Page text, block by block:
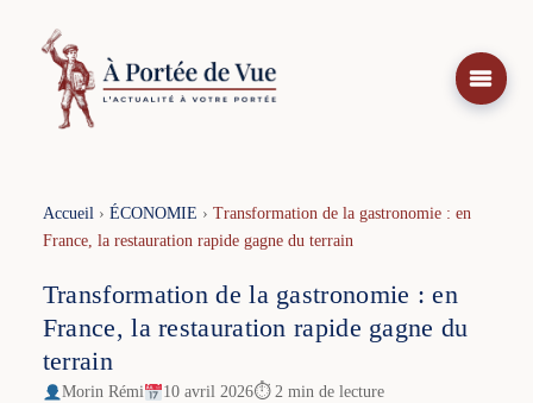
contenu
Accueil› ÉCONOMIE › Transformation de la gastronomie : en
France, la restauration rapide gagne du terrain
Transformation de la gastronomie : en
France, la restauration rapide gagne du
terrain
Morin Rémi 10 avril 2026⏱ 2 min de lecture